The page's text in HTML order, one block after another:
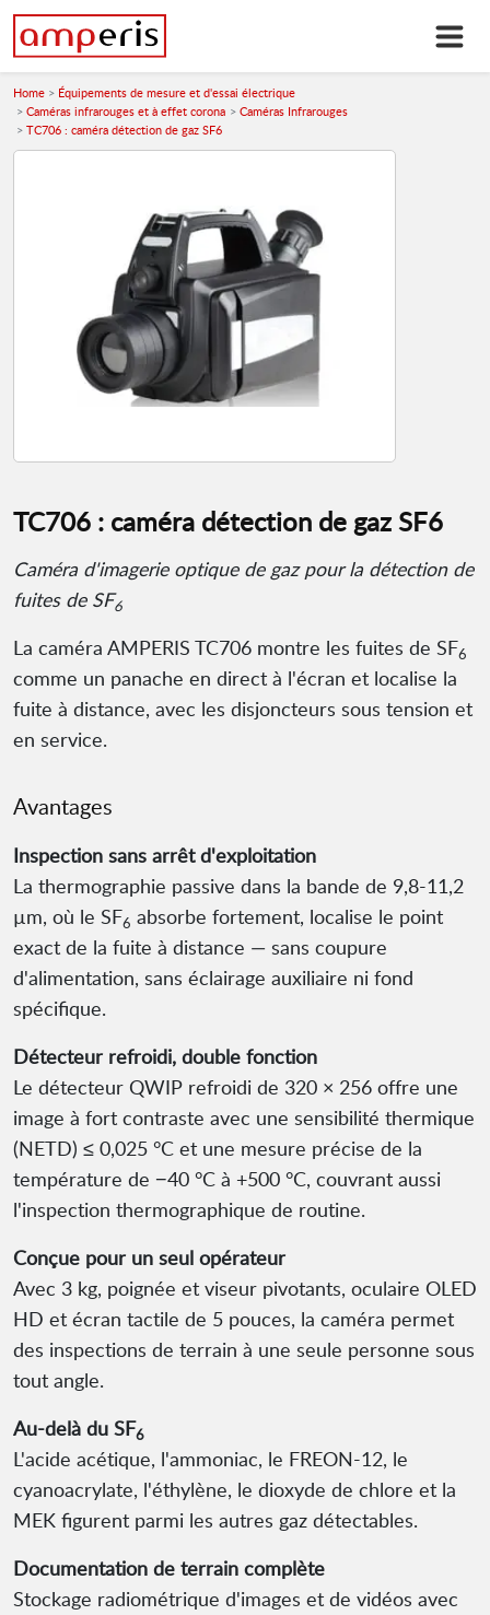
Home
Équipements de mesure et d'essai électrique
Caméras infrarouges et à effet corona
Caméras Infrarouges
TC706 : caméra détection de gaz SF6
TC706 : caméra détection de gaz SF6
Caméra d'imagerie optique de gaz pour la détection de
fuites de SF6
La caméra AMPERIS TC706 montre les fuites de SF6
comme un panache en direct à l'écran et localise la
fuite à distance, avec les disjoncteurs sous tension et
en service.
Avantages
Inspection sans arrêt d'exploitation
La thermographie passive dans la bande de 9,8-11,2
µm, où le SF6 absorbe fortement, localise le point
exact de la fuite à distance — sans coupure
d'alimentation, sans éclairage auxiliaire ni fond
spécifique.
Détecteur refroidi, double fonction
Le détecteur QWIP refroidi de 320 × 256 offre une
image à fort contraste avec une sensibilité thermique
(NETD) ≤ 0,025 °C et une mesure précise de la
température de −40 °C à +500 °C, couvrant aussi
l'inspection thermographique de routine.
Conçue pour un seul opérateur
Avec 3 kg, poignée et viseur pivotants, oculaire OLED
HD et écran tactile de 5 pouces, la caméra permet
des inspections de terrain à une seule personne sous
tout angle.
Au-delà du SF6
L'acide acétique, l'ammoniac, le FREON-12, le
cyanoacrylate, l'éthylène, le dioxyde de chlore et la
MEK figurent parmi les autres gaz détectables.
Documentation de terrain complète
Stockage radiométrique d'images et de vidéos avec